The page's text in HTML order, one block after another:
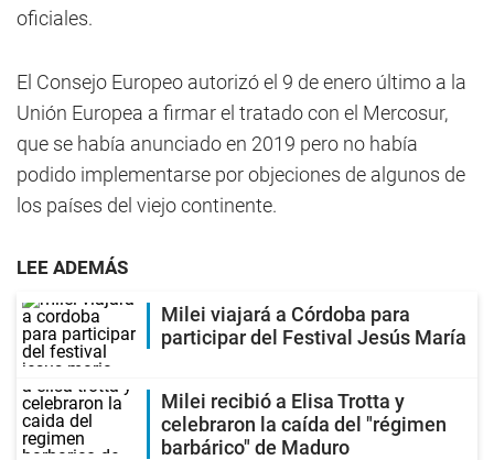
oficiales.
El Consejo Europeo autorizó el 9 de enero último a la
Unión Europea a firmar el tratado con el Mercosur,
que se había anunciado en 2019 pero no había
podido implementarse por objeciones de algunos de
los países del viejo continente.
LEE ADEMÁS
Milei viajará a Córdoba para
participar del Festival Jesús María
Milei recibió a Elisa Trotta y
celebraron la caída del "régimen
barbárico" de Maduro